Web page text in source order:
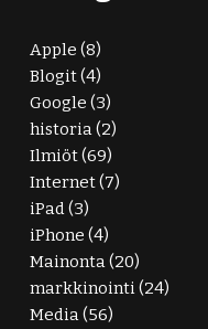
Apple (8)
Blogit(4)
Google (3)
historia(2)
Ilmiöt(69)
Internet(7)
iPad(3)
iPhone (4)
Mainonta(20)
markkinointi(24)
Media(56)